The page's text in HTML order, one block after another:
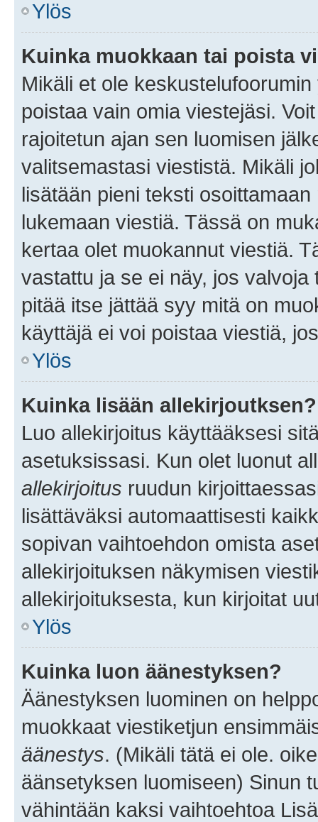
Ylös
Kuinka muokkaan tai poista
Mikäli et ole
poistaa vain omia viestejäsi.
rajoitetun ajan sen luomisen
valitsemastasi viestistä. Mikäli
lisätään pieni teksti
lukemaan viestiä. Tässä on
kertaa olet muokannut viestiä.
vastattu ja se ei näy, jos
pitää itse jättää syy mitä on
käyttäjä ei voi poistaa viestiä,
Ylös
Kuinka lisään allekirjoutksen?
Luo allekirjoitus käyttääksesi
asetuksissasi. Kun olet luonut
allekirjoitus ruudun
lisättäväksi automaattisesti
sopivan vaihtoehdon omista
allekirjoituksen näkymisen
allekirjoituksesta, kun kirjoitat
Ylös
Kuinka luon äänestyksen?
Äänestyksen luominen on
muokkaat viestiketjun
äänestys. (Mikäli tätä ei ole.
äänsetyksen luomiseen) Sinun
vähintään kaksi vaihtoehtoa